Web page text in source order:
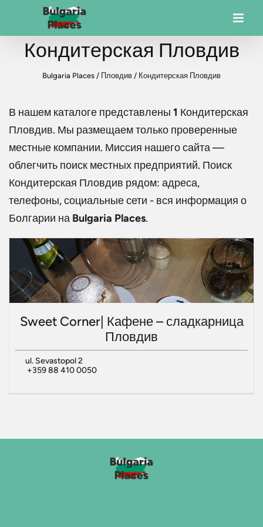
Кондитерская Пловдив
Bulgaria Places / Пловдив / Кондитерская Пловдив
В нашем каталоге представлены 1 Кондитерская
Пловдив. Мы размещаем только проверенные
местные компании. Миссия нашего сайта —
облегчить поиск местных предприятий. Поиск
Кондитерская Пловдив рядом: адреса,
телефоны, социальные сети - вся информация о
Болгарии на Bulgaria Places.
Sweet Corner| Кафене – сладкарница
Пловдив
ul. Sevastopol 2
+359 88 410 0050